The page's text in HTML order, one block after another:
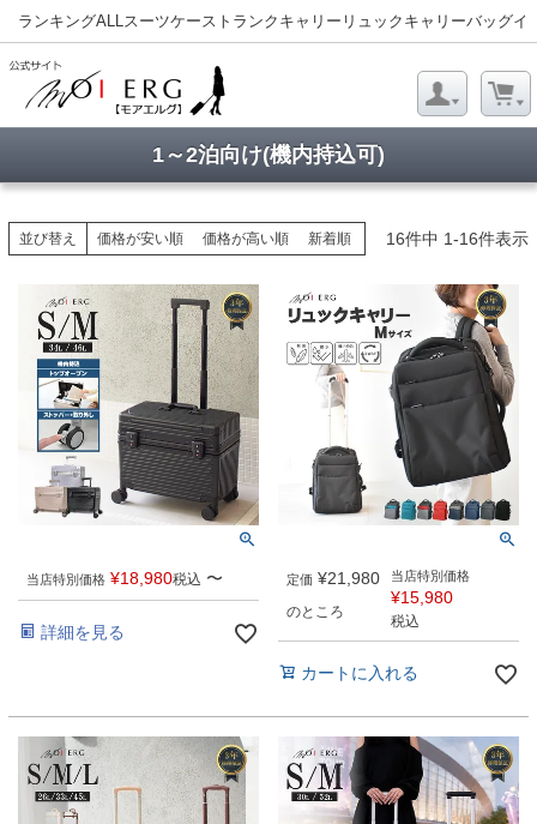
ランキングALLスーツケース トランクキャリー リュックキャリーバッグイ
1～2泊向け(機内持込可)
並び替え 価格が安い順 価格が高い順 新着順 16件中 1-16件表示
当店特別価格 ¥18,980税込 〜
詳細を見る
定価 ¥21,980
のところ
当店特別価格
¥15,980
税込
カートに入れる